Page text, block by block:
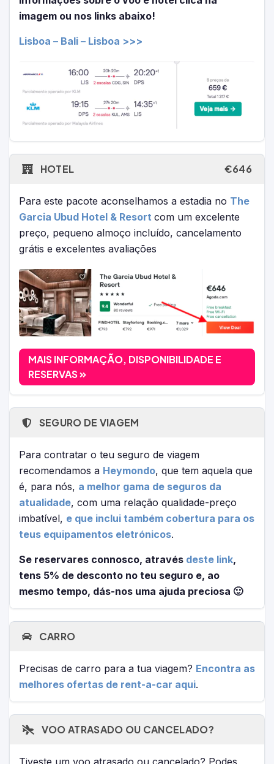
imagem ou nos links abaixo!
Lisboa – Bali – Lisboa >>>
HOTEL €646
Para este pacote aconselhamos a estadia no The
Garcia Ubud Hotel & Resort com um excelente
preço, pequeno almoço incluído, cancelamento
grátis e excelentes avaliações
MAIS INFORMAÇÃO, DISPONIBILIDADE E
RESERVAS
SEGURO DE VIAGEM
Para contratar o teu seguro de viagem
recomendamos a Heymondo, que tem aquela que
é, para nós, a melhor gama de seguros da
atualidade, com uma relação qualidade-preço
imbatível, e que inclui também cobertura para os
teus equipamentos eletrónicos.
Se reservares connosco, através deste link,
tens 5% de desconto no teu seguro e, ao
mesmo tempo, dás-nos uma ajuda preciosa 🙂
CARRO
Precisas de carro para a tua viagem? Encontra as
melhores ofertas de rent-a-car aqui.
VOO ATRASADO OU CANCELADO?
Tiveste um voo atrasado ou cancelado? Podes